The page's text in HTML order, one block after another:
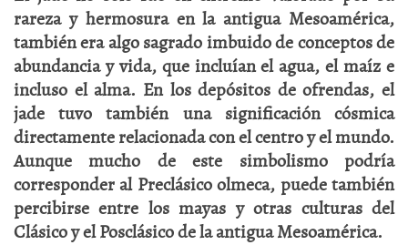
rareza y hermosura en la antigua Mesoamérica,
también era algo sagrado imbuido de conceptos de
abundancia y vida, que incluían el agua, el maíz e
incluso el alma. En los depósitos de ofrendas, el
jade tuvo también una significación cósmica
directamente relacionada con el centro y el mundo.
Aunque mucho de este simbolismo podría
corresponder al Preclásico olmeca, puede también
percibirse entre los mayas y otras culturas del
Clásico y el Posclásico de la antigua Mesoamérica.